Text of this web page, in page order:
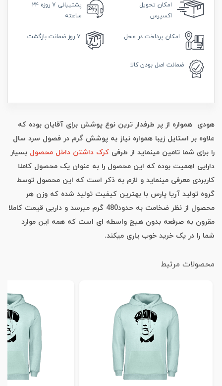
امکان تحویل
اکسپرس
پشتیبانی
۷ روزه ۲۴
ساعته
امکان پرداخت در محل ۷ روز ضمانت بازگشت
ضمانت اصل بودن کالا
هودی همواره از پر طرفدار ترین نوع پوشش برای آقایان بوده که
علاوه بر استایل زیبا همواره نیاز به پوشش گرم در فصول سرد سال
را برای شما تامین مینماید از طرفی کرک داشتن داخل محصول بسیار
دارایی اهمیت بوده که این محصول را به عنوان یک محصول کاملا
کاربردی معرفی مینماید و لازم به ذکر است که این محصول توسط
گروه تولید آریا پارس با بهترین کیفیت تولید شده که وزن هر
محصول از نظر ضخامت به حدود480 گرم میرسد و داریی قیمت کاملا
مقرون به صرفعه بدون هیچ واسطه ای است که همه این موارد
شما را در یک خرید خوب یاری میکند.
محصولات مرتبط